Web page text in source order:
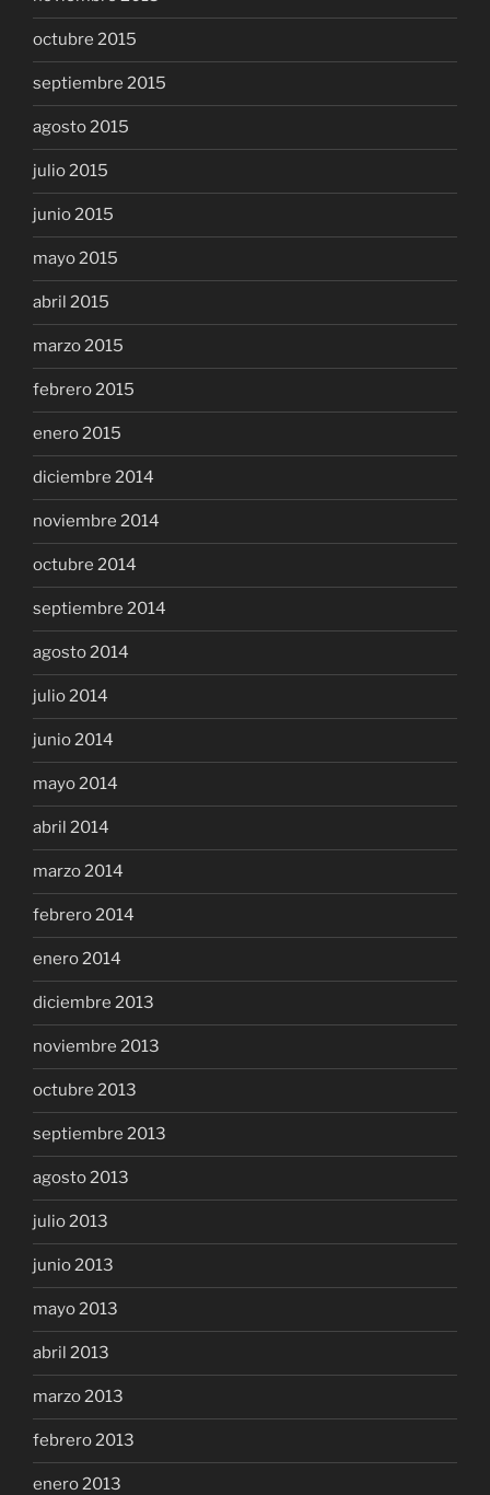
octubre 2015
septiembre 2015
agosto 2015
julio 2015
junio 2015
mayo 2015
abril 2015
marzo 2015
febrero 2015
enero 2015
diciembre 2014
noviembre 2014
octubre 2014
septiembre 2014
agosto 2014
julio 2014
junio 2014
mayo 2014
abril 2014
marzo 2014
febrero 2014
enero 2014
diciembre 2013
noviembre 2013
octubre 2013
septiembre 2013
agosto 2013
julio 2013
junio 2013
mayo 2013
abril 2013
marzo 2013
febrero 2013
enero 2013